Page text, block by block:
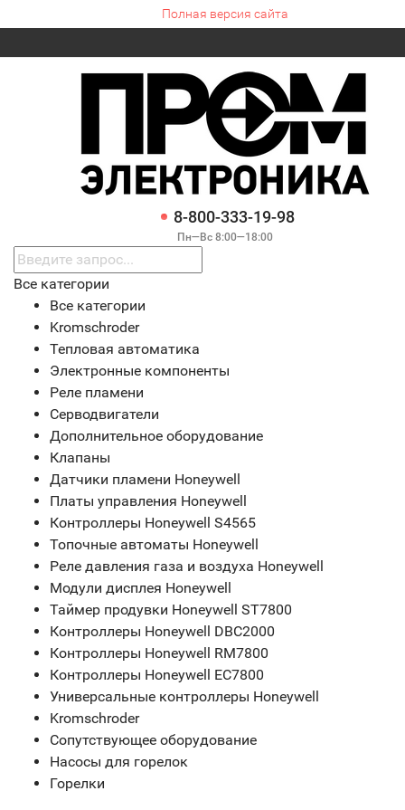
Полная версия сайта
8-800-333-19-98
Пн—Вс 8:00—18:00
Все категории
Все категории
Kromschroder
Тепловая автоматика
Электронные компоненты
Реле пламени
Серводвигатели
Дополнительное оборудование
Клапаны
Датчики пламени Honeywell
Платы управления Honeywell
Контроллеры Honeywell S4565
Топочные автоматы Honeywell
Реле давления газа и воздуха Honeywell
Модули дисплея Honeywell
Таймер продувки Honeywell ST7800
Контроллеры Honeywell DBC2000
Контроллеры Honeywell RM7800
Контроллеры Honeywell EC7800
Универсальные контроллеры Honeywell
Kromschroder
Сопутствующее оборудование
Насосы для горелок
Горелки